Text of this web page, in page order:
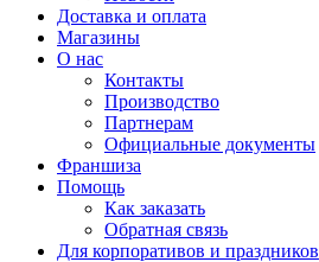
Доставка и оплата
Магазины
О нас
Контакты
Производство
Партнерам
Официальные документы
Франшиза
Помощь
Как заказать
Обратная связь
Для корпоративов и праздников